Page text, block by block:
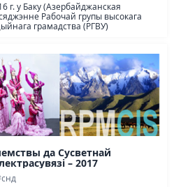
г. у Баку (Азербайджанская
Рабочай групы высокага
грамадства (РГВУ)
да Сусветнай
– 2017